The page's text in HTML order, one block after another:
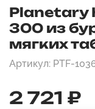
Planetary
300 из
мягких
Артикул: PTF-
2 721 ₽